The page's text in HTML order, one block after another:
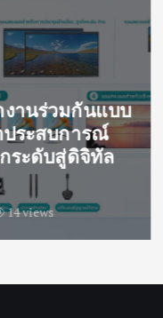
งานร่วมกันแบบ
ระสบการณ์
ระดับสู่ดิจิทัล
14 views